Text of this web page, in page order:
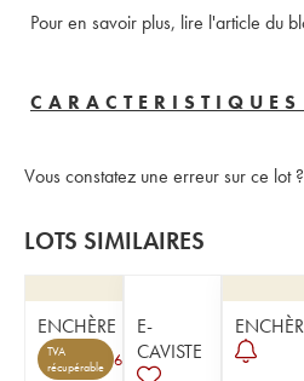
Pour en savoir plus, lire l'article du
Vous constatez une erreur sur ce lot ?
LOTS SIMILAIRES
ENCHÈRE
TVA
récupérable
6
E-
CAVISTE